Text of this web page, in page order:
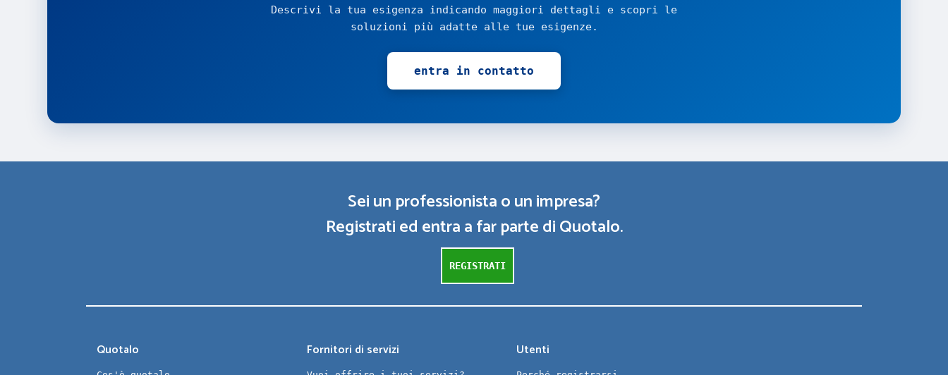
Descrivi la tua esigenza indicando maggiori dettagli e scopri le
soluzioni più adatte alle tue esigenze.
entra in contatto
Sei un professionista o un impresa?
Registrati ed entra a far parte di Quotalo.
REGISTRATI
Quotalo Fornitori di servizi Utenti